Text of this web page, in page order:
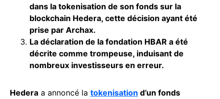
dans la tokenisation de son fonds sur la
blockchain Hedera, cette décision ayant été
prise par Archax.
La déclaration de la fondation HBAR a été
décrite comme trompeuse, induisant de
nombreux investisseurs en erreur.
Hedera a annoncé la tokenisation d’un fonds